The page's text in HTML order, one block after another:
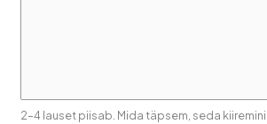
2–4 lauset piisab. Mida täpsem, seda